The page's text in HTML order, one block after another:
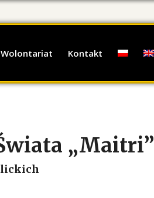
Wolontariat Kontakt
„Maitri”